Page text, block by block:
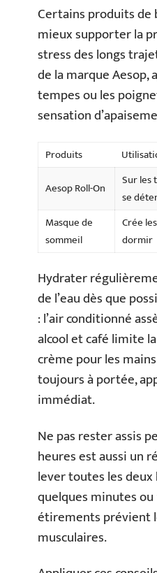
Certains produits
mieux supporter la
stress des longs
de la marque Aesop,
tempes ou les
sensation
Produits
Aesop Roll-On
Sur les
se
Masque de
sommeil
Crée
dormir
Hydrater
de l’eau dès que
: l’air conditionné
alcool et café limite
crème pour les
toujours à portée,
immédiat.
Ne pas rester assis
heures est aussi un
lever toutes les
quelques minutes
étirements prévient
musculaires.